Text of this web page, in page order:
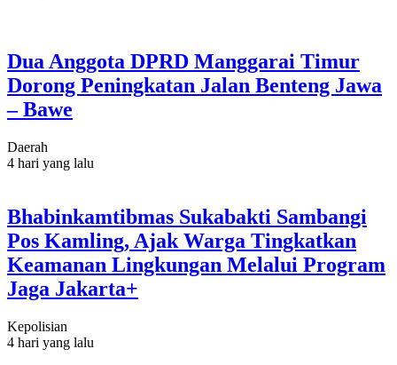
Dua Anggota DPRD Manggarai Timur
Dorong Peningkatan Jalan Benteng Jawa
– Bawe
Daerah
4 hari yang lalu
Bhabinkamtibmas Sukabakti Sambangi
Pos Kamling, Ajak Warga Tingkatkan
Keamanan Lingkungan Melalui Program
Jaga Jakarta+
Kepolisian
4 hari yang lalu